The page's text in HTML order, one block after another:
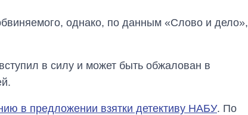
однако, по данным «Слово и дело»,
в силу и может быть обжалован в
в предложении взятки детективу НАБУ. По
количество
аспирантуру